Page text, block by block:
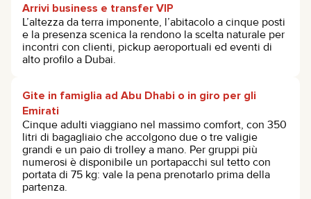
Arrivi business e transfer VIP
L’altezza da terra imponente, l’abitacolo a cinque posti
e la presenza scenica la rendono la scelta naturale per
incontri con clienti, pickup aeroportuali ed eventi di
alto profilo a Dubai.
Gite in famiglia ad Abu Dhabi o in giro per gli
Emirati
Cinque adulti viaggiano nel massimo comfort, con 350
litri di bagagliaio che accolgono due o tre valigie
grandi e un paio di trolley a mano. Per gruppi più
numerosi è disponibile un portapacchi sul tetto con
portata di 75 kg: vale la pena prenotarlo prima della
partenza.